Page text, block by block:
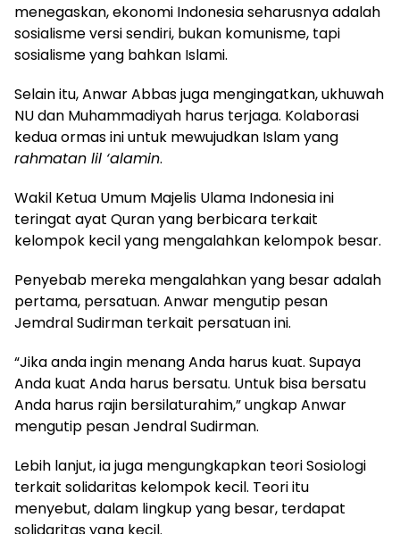
menegaskan, ekonomi Indonesia seharusnya adalah
sosialisme versi sendiri, bukan komunisme, tapi
sosialisme yang bahkan Islami.
Selain itu, Anwar Abbas juga mengingatkan, ukhuwah
NU dan Muhammadiyah harus terjaga. Kolaborasi
kedua ormas ini untuk mewujudkan Islam yang
rahmatan lil ‘alamin.
Wakil Ketua Umum Majelis Ulama Indonesia ini
teringat ayat Quran yang berbicara terkait
kelompok kecil yang mengalahkan kelompok besar.
Penyebab mereka mengalahkan yang besar adalah
pertama, persatuan. Anwar mengutip pesan
Jemdral Sudirman terkait persatuan ini.
“Jika anda ingin menang Anda harus kuat. Supaya
Anda kuat Anda harus bersatu. Untuk bisa bersatu
Anda harus rajin bersilaturahim,” ungkap Anwar
mengutip pesan Jendral Sudirman.
Lebih lanjut, ia juga mengungkapkan teori Sosiologi
terkait solidaritas kelompok kecil. Teori itu
menyebut, dalam lingkup yang besar, terdapat
solidaritas yang kecil.